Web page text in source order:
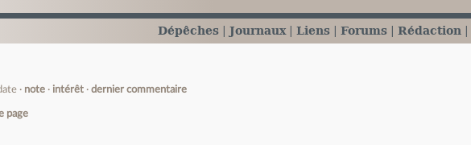
Dépêches Journaux Liens Forums Rédaction
note intérêt dernier commentaire
page